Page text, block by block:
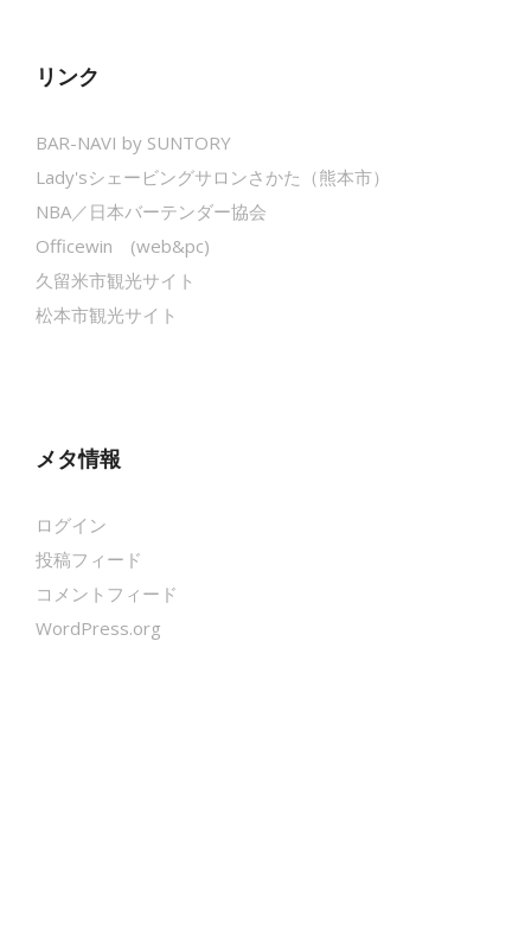
リンク
BAR-NAVI by SUNTORY
Lady'sシェービングサロンさかた（熊本市）
NBA／日本バーテンダー協会
Officewin (web&pc)
久留米市観光サイト
松本市観光サイト
メタ情報
ログイン
投稿フィード
コメントフィード
WordPress.org